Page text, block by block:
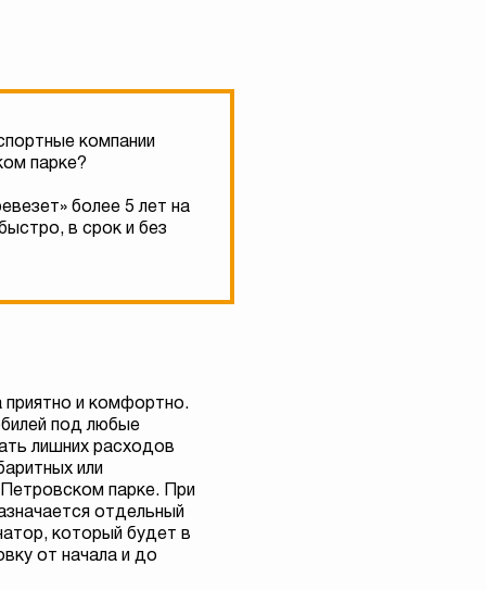
компании
парке?
более 5 лет на
в срок и без
приятно и комфортно.
под любые
лишних расходов
или
Петровском парке. При
отдельный
который будет в
от начала и до